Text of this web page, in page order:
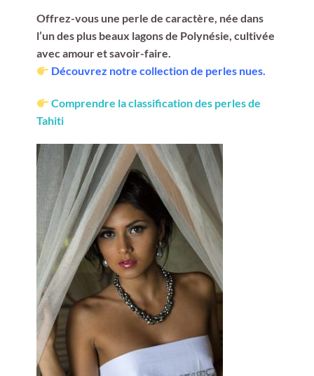
Offrez-vous une perle de caractère, née dans
l’un des plus beaux lagons de Polynésie, cultivée
avec amour et savoir-faire.
Découvrez notre collection de perles nues.
Comprendre la classification des perles de
Tahiti